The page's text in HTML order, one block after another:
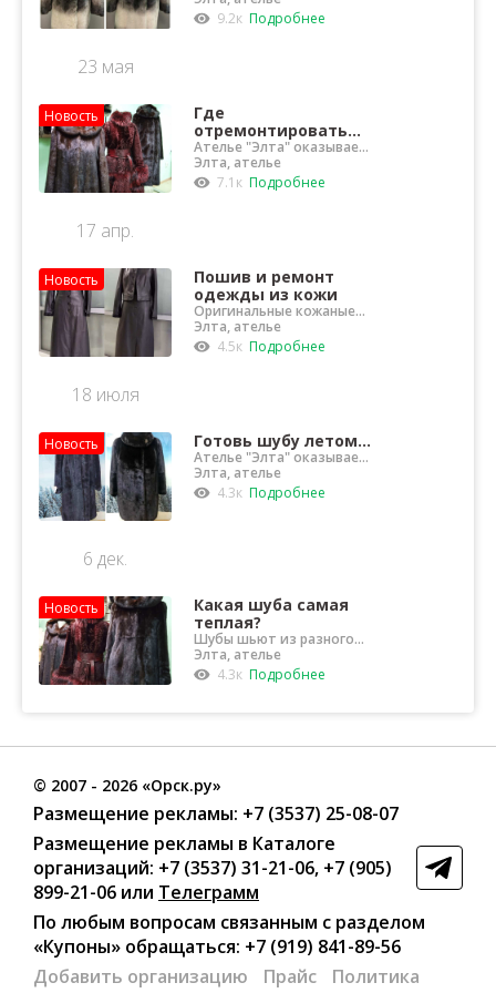
9.2к Подробнее
23 мая
Новость
Где
отремонтировать
шубу в Орске?
Ателье "Элта" оказывает
услуги по реставрации и
ремонту шуб
Элта, ателье
7.1к Подробнее
17 апр.
Новость
Пошив и ремонт
одежды из кожи
Оригинальные кожаные
куртки, жилеты и юбки
сошьет ателье "Элта"
Элта, ателье
4.5к Подробнее
18 июля
Новость Готовь шубу летом...
Ателье "Элта" оказывает
услуги по ремонту и
чистке шуб
Элта, ателье
4.3к Подробнее
6 дек.
Новость
Какая шуба самая
теплая?
Шубы шьют из разного
меха
Элта, ателье
4.3к Подробнее
© 2007 - 2026 «Орск.ру»
Размещение рекламы: +7 (3537) 25-08-07
Размещение рекламы в Каталоге
организаций: +7 (3537) 31-21-06, +7 (905)
899-21-06 или Телеграмм
По любым вопросам связанным с разделом
«Купоны» обращаться: +7 (919) 841-89-56
Добавить организацию
Прайс
Политика